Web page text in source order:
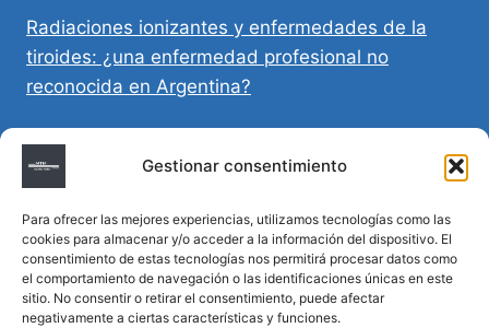
Gestionar consentimiento
Para ofrecer las mejores experiencias, utilizamos tecnologías como las
cookies para almacenar y/o acceder a la información del dispositivo. El
consentimiento de estas tecnologías nos permitirá procesar datos como
el comportamiento de navegación o las identificaciones únicas en este
sitio. No consentir o retirar el consentimiento, puede afectar
negativamente a ciertas características y funciones.
Radiaciones ionizantes y enfermedades de la
tiroides: ¿una enfermedad profesional no
reconocida en Argentina?
Directivas Médicas Anticipadas en Córdoba:
requisitos, registro y validez legal
Sumar vida a los años: decálogo para un
envejecimiento saludable
Determinación de la hora de muerte en